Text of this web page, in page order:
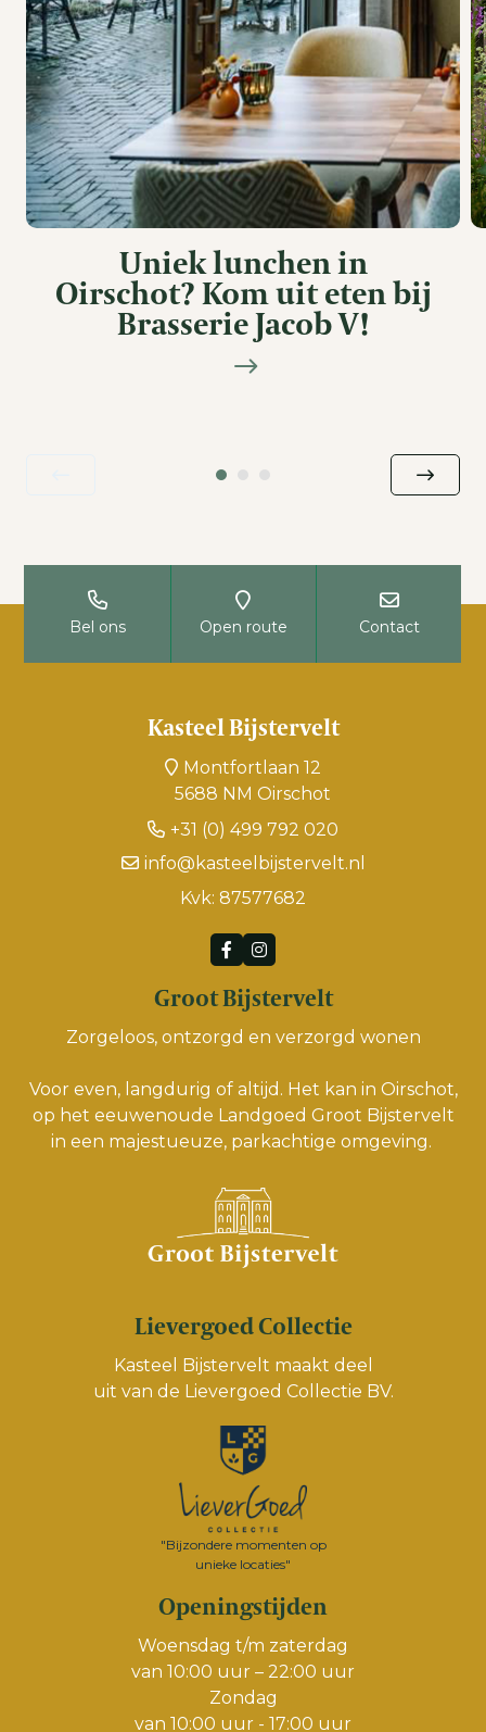
Uniek lunchen in
Oirschot? Kom uit eten bij
Brasserie Jacob V!
Bel ons Open route Contact
Kasteel Bijstervelt
Montfortlaan 12
5688 NM Oirschot
+31 (0) 499 792 020
info@kasteelbijstervelt.nl
Kvk: 87577682
Groot Bijstervelt
Zorgeloos, ontzorgd en verzorgd wonen
Voor even, langdurig of altijd. Het kan in Oirschot,
op het eeuwenoude Landgoed Groot Bijstervelt
in een majestueuze, parkachtige omgeving.
Lievergoed Collectie
Kasteel Bijstervelt maakt deel
uit van de Lievergoed Collectie BV.
"Bijzondere momenten op
unieke locaties"
Openingstijden
Woensdag t/m zaterdag
van 10:00 uur – 22:00 uur
Zondag
van 10:00 uur - 17:00 uur